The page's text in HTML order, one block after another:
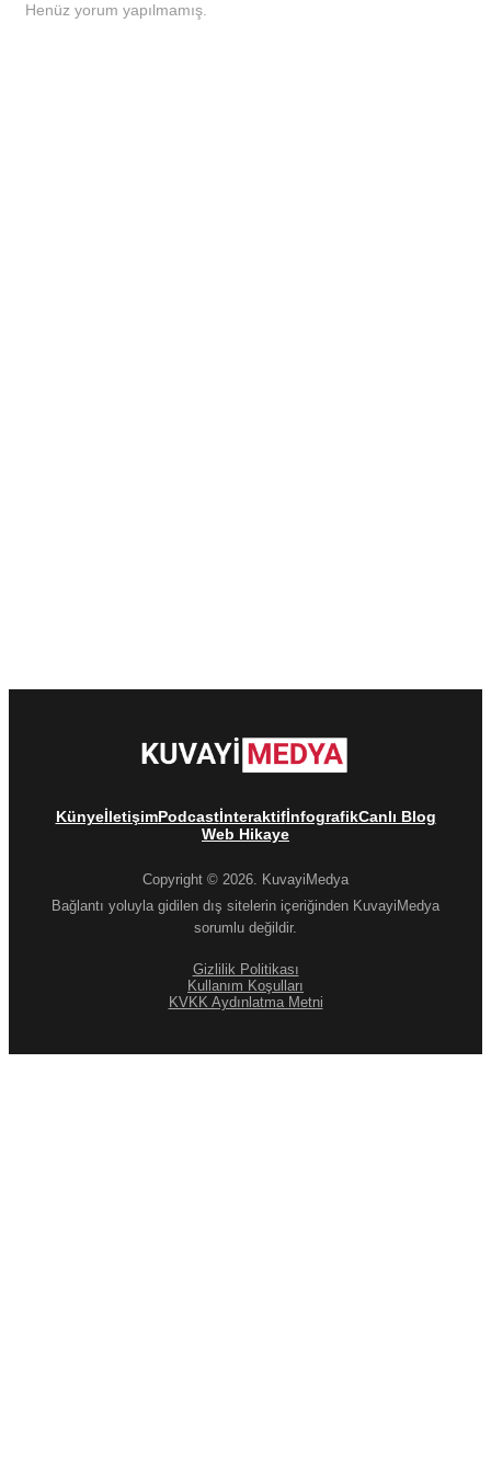
Henüz yorum yapılmamış.
KünyeİletişimPodcastİnteraktifİnfografikCanlı Blog
Web Hikaye
Copyright © 2026. KuvayiMedya
Bağlantı yoluyla gidilen dış sitelerin içeriğinden KuvayiMedya
sorumlu değildir.
Gizlilik Politikası
Kullanım Koşulları
KVKK Aydınlatma Metni